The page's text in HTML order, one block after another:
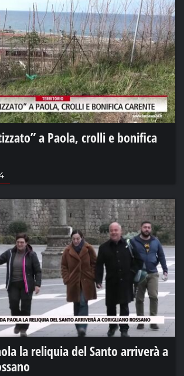
a Paola, crolli e bonifica
la reliquia del Santo arriverà a